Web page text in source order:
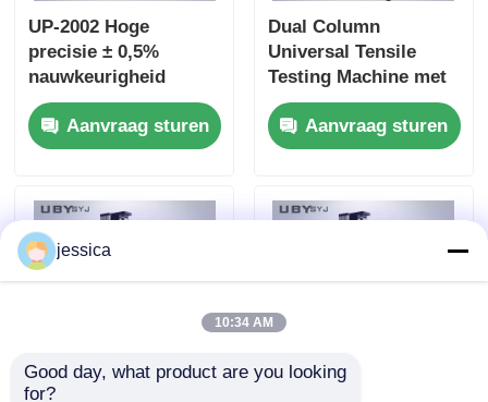
UP-2002 Hoge
precisie ± 0,5%
nauwkeurigheid
Touchscreen
Universele
testmachine met
treksterktetests
Aanvraag sturen
Dual Column
Universal Tensile
Testing Machine met
aanraakschermbesturing
en uitwisselbare
armaturen
Aanvraag sturen
jessica
10:34 AM
Good day, what product are you looking
for?